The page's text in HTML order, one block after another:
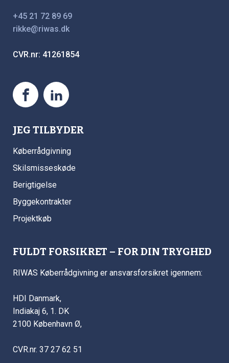
+45 21 72 89 69
rikke@riwas.dk
CVR.nr: 41261854
JEG TILBYDER
Køberrådgivning
Skilsmisseskøde
Berigtigelse
Byggekontrakter
Projektkøb
FULDT FORSIKRET – FOR DIN TRYGHED
RIWAS Køberrådgivning er ansvarsforsikret igennem:
HDI Danmark,
Indiakaj 6, 1. DK
2100 København Ø,
CVR.nr. 37 27 62 51